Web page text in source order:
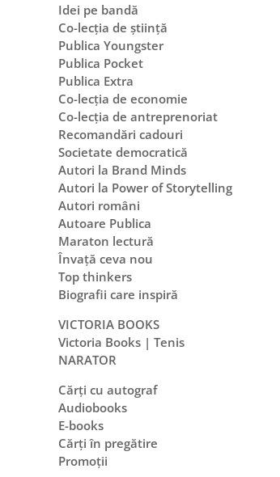
Idei pe bandă
Co-lecția de știință
Publica Youngster
Publica Pocket
Publica Extra
Co-lecția de economie
Co-lecția de antreprenoriat
Recomandări cadouri
Societate democratică
Autori la Brand Minds
Autori la Power of Storytelling
Autori români
Autoare Publica
Maraton lectură
Învață ceva nou
Top thinkers
Biografii care inspiră
VICTORIA BOOKS
Victoria Books | Tenis
NARATOR
Cărți cu autograf
Audiobooks
E-books
Cărți în pregătire
Promoții